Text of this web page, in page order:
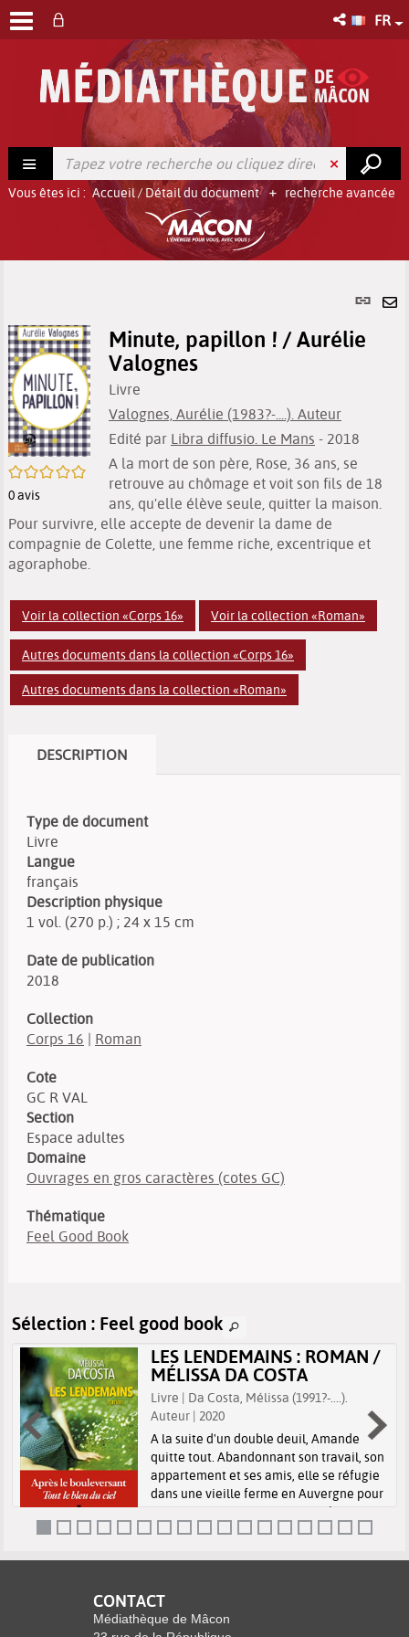
FR
recherche avancée
Vous êtes ici : Accueil/ Détail du document
Lien
/5
0avis
Minute, papillon ! / Aurélie
Valognes
Livre
Valognes, Aurélie (1983?-....). Auteur
Edité par Libra diffusio. Le Mans - 2018
A la mort de son père, Rose, 36 ans, se
retrouve au chômage et voit son fils de 18
ans, qu'elle élève seule, quitter la maison.
Pour survivre, elle accepte de devenir la dame de
compagnie de Colette, une femme riche, excentrique et
agoraphobe.
Voir la collection «Corps 16» Voir la collection «Roman»
Autres documents dans la collection «Corps 16»
Autres documents dans la collection «Roman»
DESCRIPTION
Type de document
Livre
Langue
français
Description physique
1 vol. (270 p.) ; 24 x 15 cm
Date de publication
2018
Collection
Corps 16 | Roman
Cote
GC R VAL
Section
Espace adultes
Domaine
Ouvrages en gros caractères (cotes GC)
Thématique
Feel Good Book
Sélection : Feel good book
LES LENDEMAINS : ROMAN /
MÉLISSA DA COSTA
Livre | Da Costa, Mélissa (1991?-....).
Auteur | 2020
A la suite d'un double deuil, Amande
quitte tout. Abandonnant son travail, son
appartement et ses amis, elle se réfugie
dans une vieille ferme en Auvergne pour
vivre seule et pleinement son chagrin.
Mais dans sa nouvelle maison, e...
CONTACT
Médiathèque de Mâcon